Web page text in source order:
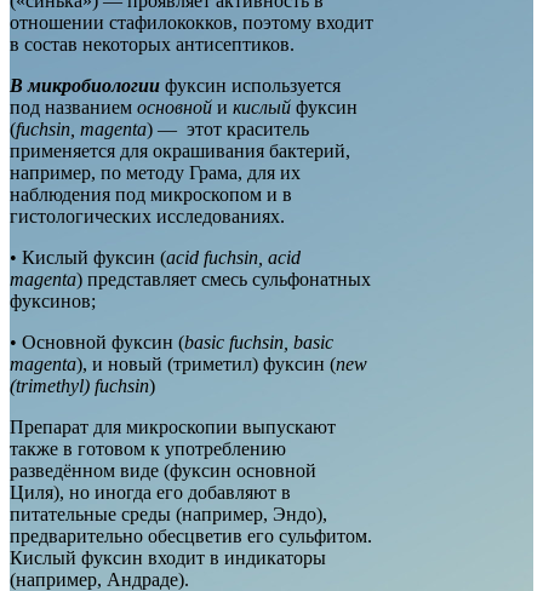
отношении стафилококков, поэтому входит
в состав некоторых антисептиков.
В микробиологии фуксин используется
под названием основной и кислый фуксин
(fuchsin, magenta) — этот краситель
применяется для окрашивания бактерий,
например, по методу Грама, для их
наблюдения под микроскопом и в
гистологических исследованиях.
• Кислый фуксин (acid fuchsin, acid
magenta) представляет смесь сульфонатных
фуксинов;
• Основной фуксин (basic fuchsin, basic
magenta), и новый (триметил) фуксин (new
(trimethyl) fuchsin)
Препарат для микроскопии выпускают
также в готовом к употреблению
разведённом виде (фуксин основной
Циля), но иногда его добавляют в
питательные среды (например, Эндо),
предварительно обесцветив его сульфитом.
Кислый фуксин входит в индикаторы
(например, Андраде).